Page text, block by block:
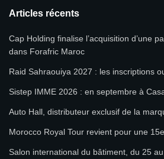
Articles récents
Cap Holding finalise l’acquisition d’une
dans Forafric Maroc
Raid Sahraouiya 2027 : les inscriptions
Sistep IMME 2026 : en septembre à
Auto Hall, distributeur exclusif de la
Morocco Royal Tour revient pour une
Salon international du bâtiment, du 25